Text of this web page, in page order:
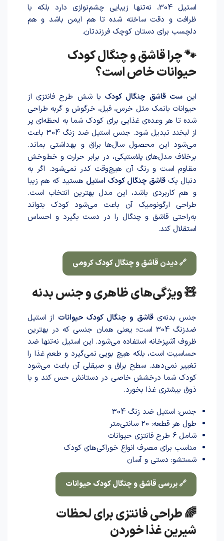
استیل 304، نه‌تنها زیبایی چشم‌نوازی دارد بلکه با
ظرافت و دقت سا‌خته شد‌ه تا هم ایمن باشد و هم
دلچسب برای دستان کوچک فرزندتان.
🐾 چرا قاشق و چنگال کودک
حیوانات خاص است؟
اینست قاشق چنگال کودکبا شش طرح فانتزی از
حیوانات بانمک مثل خرس، فیل، خرگوش و گربه طر‌احی
شد‌ه تا هر وعده‌ی غذایی برای کودک شما به لحظه‌ای پر
از لبخند تبدیل شود. جنس استیل ضد زنگ 304 باعث
می‌شود این محصول سال‌ها براق و بهداشتی بماند.
برخلاف مدل‌های پلاستیکی، در برابر حرارت و خط‌وخش
مقاوم است و رنگ آن هیچ‌وقت کدر نمی‌شود. اگر به
دنبال یکقاشق چنگال کودک استیل هستید که هم زیبا
و هم کاربردی باشد، این مدل بهترین انتخاب است.
طراحی ارگونومیک آن باعث می‌شود کودک بتواند
به‌راحتی قاشق و چنگال را در دست بگیرد و احساس
استقلال کند.
🔗 دیدن قاشق و چنگال کودک کرومی
🧸 ویژگی‌های ظاهری و جنس بدنه
جنس بدنه‌یقاشق و چنگال کودک حیوانات از استیل
ضدزنگ 304 است؛ یعنی همان جنسی که در بهترین
ظروف آشپزخانه استفاده می‌شود. این استیل نه‌تنها ضد
حساسیت است، بلکه هیچ بویی نمی‌گیرد و طعم غذا را
تغییر نمی‌دهد. سطح براق و صیقلی آن باعث می‌شود
کودک شما درخشش خاصی در دستانش حس کند و با
ذوق بیشتری غذا بخورد.
جنس: استیل ضد زنگ 304
طول هر قطعه: 20 سانتی‌متر
شامل 6 طرح فانتزی حیوانات
مناسب برای مصرف انواع خوراکی‌های کودک
شستشو: دستی و آسان
🔗 بررسی قاشق و چنگال کودک حیوانات
🌈 طراحی فانتزی برای لحظات
شیرین غذا خور‌دن